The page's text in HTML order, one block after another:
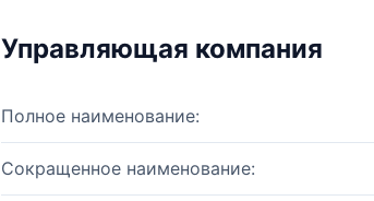
Управляющая компания
Полное наименование:
Сокращенное наименование: